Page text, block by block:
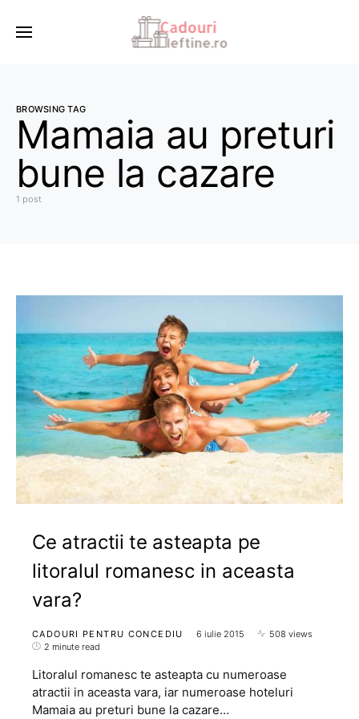
BROWSING TAG
Mamaia au preturi
bune la cazare
1 post
Ce atractii te asteapta pe
litoralul romanesc in aceasta
vara?
CADOURI PENTRU CONCEDIU 6 iulie 2015
508 views
2 minute read
Litoralul romanesc te asteapta cu numeroase
atractii in aceasta vara, iar numeroase hoteluri
Mamaia au preturi bune la cazare…